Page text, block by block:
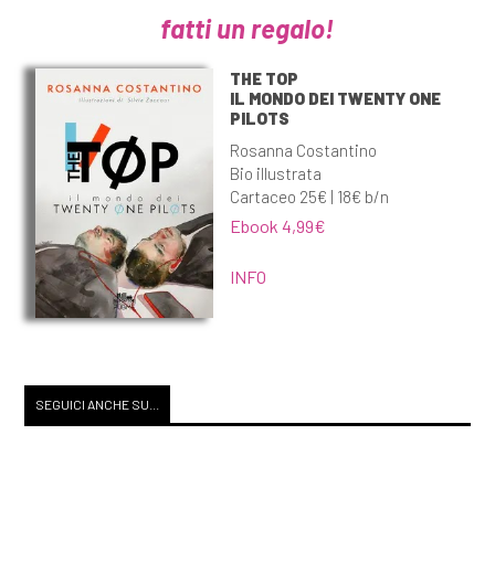
fatti un regalo!
THE TOP
IL MONDO DEI TWENTY ONE
PILOTS
Rosanna Costantino
Bio illustrata
Cartaceo 25€ | 18€ b/n
Ebook 4,99€
INFO
SEGUICI ANCHE SU...